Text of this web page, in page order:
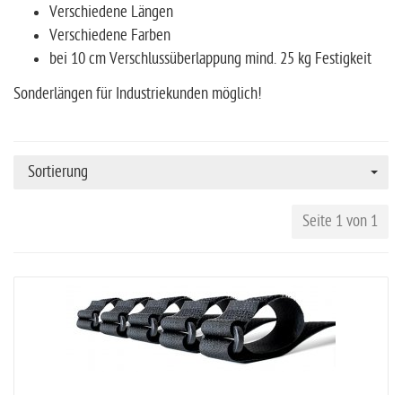
Verschiedene Längen
Verschiedene Farben
bei 10 cm Verschlussüberlappung mind. 25 kg Festigkeit
Sonderlängen für Industriekunden möglich!
Sortierung
Seite 1 von 1